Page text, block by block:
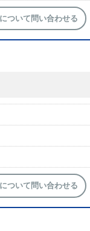
ついて問い合わせる
ついて問い合わせる